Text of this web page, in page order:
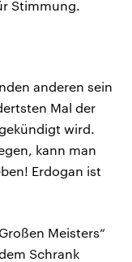
Stimmung.
anderen sein
Mal der
wird.
kann man
Erdogan ist
Meisters“
Schrank